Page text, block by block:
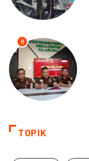
8
TOPIK